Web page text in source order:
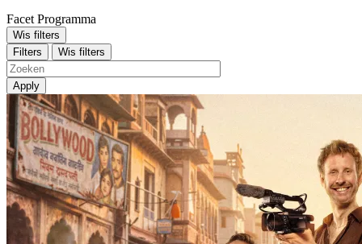
Facet Programma
Wis filters
Filters
Wis filters
Apply